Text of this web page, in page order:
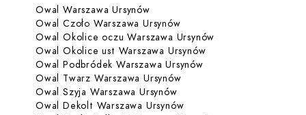
Zabiegi dla Owal Warszawa Ursynów
Owal Warszawa UrsynówDowiedz się więcej o Owal
Owal Czoło Warszawa UrsynówDowiedz się więcej o
Owal Okolice oczu Warszawa Ursynów
Owal Okolice ust Warszawa UrsynówDowiedz się więcej
Owal Podbródek Warszawa UrsynówDowiedz się więcej o
Owal Twarz Warszawa UrsynówDowiedz się więcej o
Owal Szyja Warszawa UrsynówDowiedz się więcej o Owal
Owal Dekolt Warszawa UrsynówDowiedz się więcej o